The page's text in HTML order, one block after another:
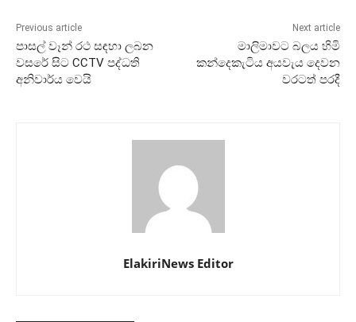
Previous article
පාසල් වෑන් රථ සඳහා ලබන
වසරේ සිට CCTV පද්ධති
අනිවාර්ය වෙයි
Next article
මාලිමාවට බලය හිමි
කන්දෙකැටිය අයවැය දෙවන
වරටත් පරදී
ElakiriNews Editor